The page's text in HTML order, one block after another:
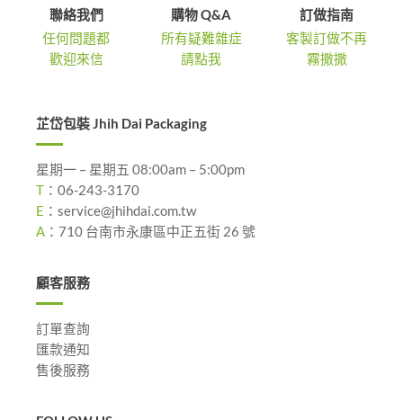
聯絡我們
任何問題都
歡迎來信
購物 Q&A
所有疑難雜症
請點我
訂做指南
客製訂做不再
霧撒撒
芷岱包裝 Jhih Dai Packaging
星期一 – 星期五 08:00am – 5:00pm
T ： 06-243-3170
E ： service@jhihdai.com.tw
A ： 710 台南市永康區中正五街 26 號
顧客服務
訂單查詢
匯款通知
售後服務